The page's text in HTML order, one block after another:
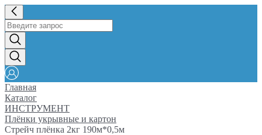
Главная
Каталог
ИНСТРУМЕНТ
Плёнки укрывные и картон
Стрейч плёнка 2кг 190м*0,5м